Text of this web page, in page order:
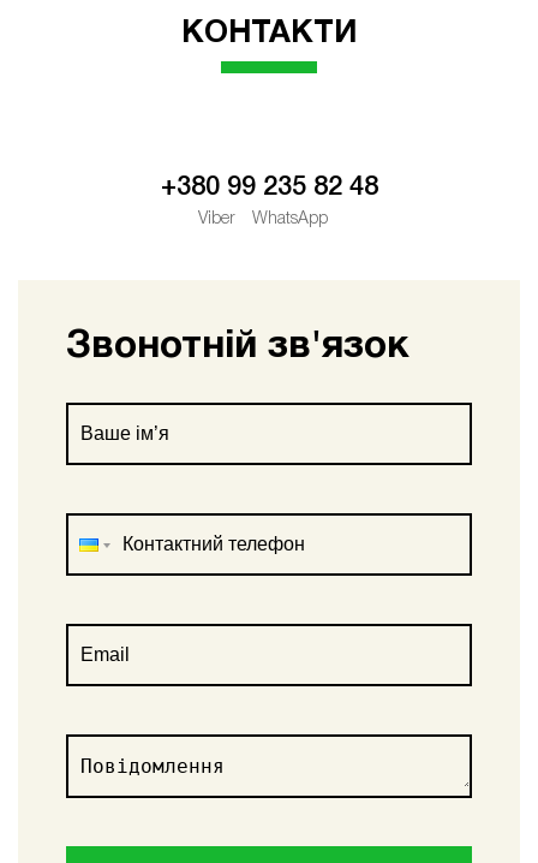
КОНТАКТИ
+380 99 235 82 48
Viber WhatsApp
Звонотній зв'язок